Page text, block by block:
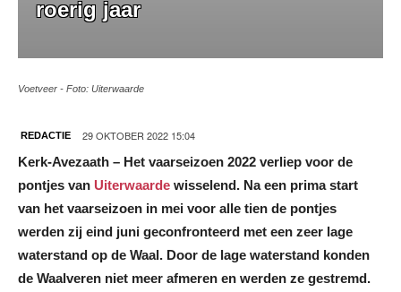
roerig jaar
Voetveer - Foto: Uiterwaarde
REDACTIE 29 OKTOBER 2022 15:04
Kerk-Avezaath – Het vaarseizoen 2022 verliep voor de
pontjes van Uiterwaarde wisselend. Na een prima start
van het vaarseizoen in mei voor alle tien de pontjes
werden zij eind juni geconfronteerd met een zeer lage
waterstand op de Waal. Door de lage waterstand konden
de Waalveren niet meer afmeren en werden ze gestremd.